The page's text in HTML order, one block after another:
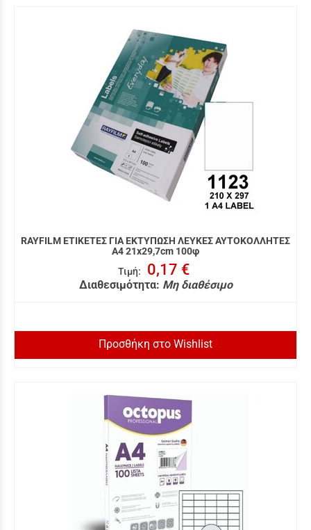
RAYFILM ΕΤΙΚΕΤΕΣ ΓΙΑ ΕΚΤΥΠΩΣΗ ΛΕΥΚΕΣ ΑΥΤΟΚΟΛΛΗΤΕΣ
A4 21x29,7cm 100φ
Τιμή: 0,17 €
Διαθεσιμότητα: Μη διαθέσιμο
Προσθήκη στο Wishlist